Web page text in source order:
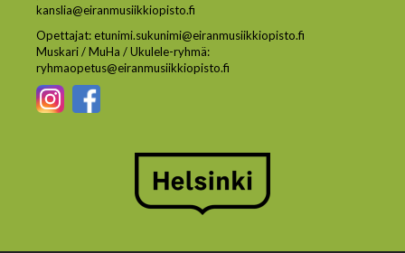
kanslia@eiranmusiikkiopisto.fi
Opettajat: etunimi.sukunimi@eiranmusiikkiopisto.fi
Muskari / MuHa / Ukulele-ryhmä:
ryhmaopetus@eiranmusiikkiopisto.fi